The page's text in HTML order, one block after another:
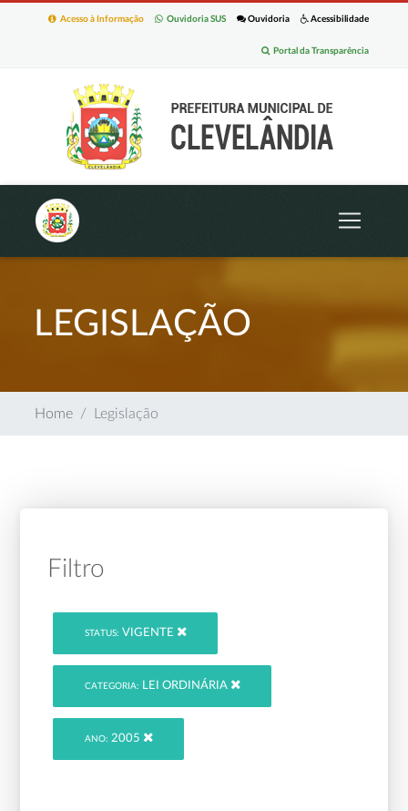
Acessibilidade
Ouvidoria
Ouvidoria SUS
Acesso à Informação
Portal da Transparência
LEGISLAÇÃO
Home Legislação
Filtro
STATUS: VIGENTE
CATEGORIA: LEI ORDINÁRIA
ANO: 2005